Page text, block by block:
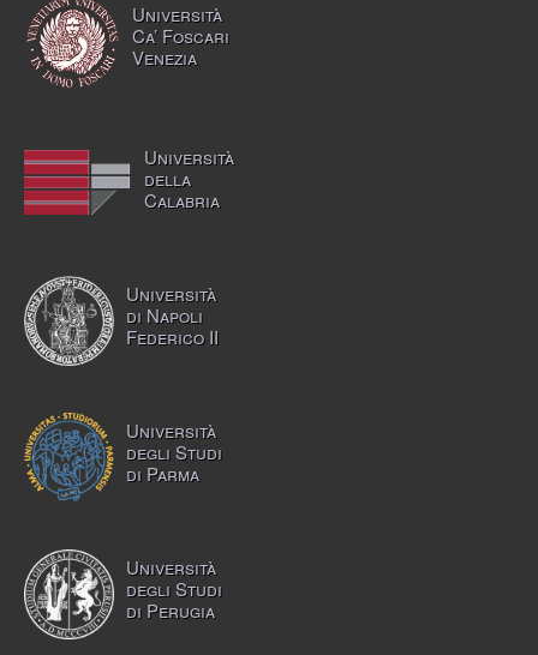
Università
Ca’ Foscari
Venezia
Università
della
Calabria
Università
di Napoli
Federico II
Università
degli Studi
di Parma
Università
degli Studi
di Perugia